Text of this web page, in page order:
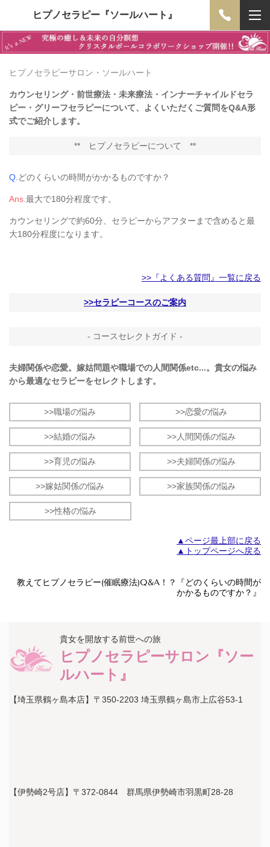
ヒプノセラピー『ソールハート』
ヒプノセラピーサロン・ソールハート
カウンセリング・前世療法・未来療法・インナーチャイルドセラ
ピー・グリーフセラピーについて、よくいただくご質問をQ&A形
式でご紹介します。
** ヒプノセラピーについて **
Q. どのくらいの時間がかかるものですか？
Ans. 最大で180分程度です。
カウンセリングで約60分、セラピーからアフターまで含めると最
大180分程度になります。
>>『よくある質問』一覧に戻る
>>セラピーコースのご案内
- コースセレクトガイド -
夫婦関係や恋愛。嫁姑問題や職場での人間関係etc...。貴女の悩み
から最適なセラピーをセレクトします。
>>職場の悩み >>恋愛の悩み
>>結婚の悩み >>人間関係の悩み
>>育児の悩み >>夫婦関係の悩み
>>嫁姑関係の悩み >>家族関係の悩み
>>性格の悩み
▲ページ最上部に戻る
▲トップページへ戻る
教えてヒプノセラピー(催眠療法)Q&A！？『どのくらいの時間が
かかるものですか？』
貴女を開放する前世への旅
ヒプノセラピーサロン『ソー
ルハート』
【埼玉県鶴ヶ島本店】〒350-2203 埼玉県鶴ヶ島市上広谷53-1
【伊勢崎2号店】〒372-0844 群馬県伊勢崎市羽黒町28-28